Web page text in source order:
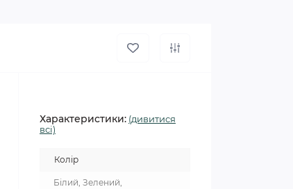
Характеристики: (дивитися
всі)
Колір
Білий, Зелений,